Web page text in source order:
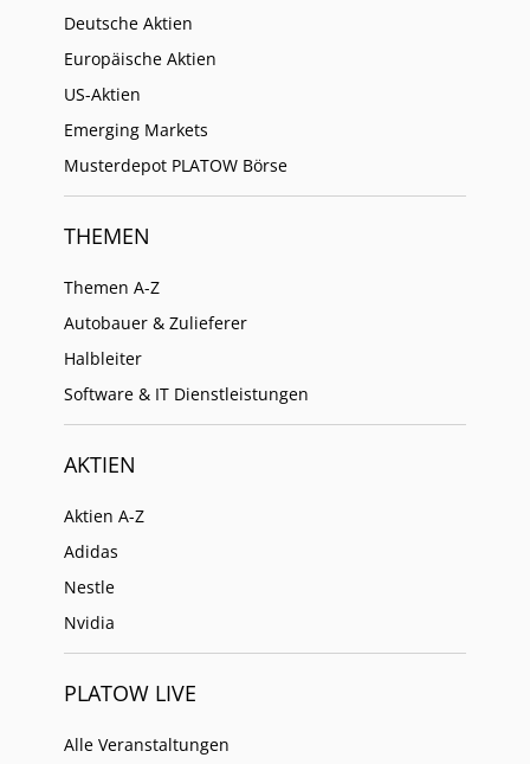
Deutsche Aktien
Europäische Aktien
US-Aktien
Emerging Markets
Musterdepot PLATOW Börse
THEMEN
Themen A-Z
Autobauer & Zulieferer
Halbleiter
Software & IT Dienstleistungen
AKTIEN
Aktien A-Z
Adidas
Nestle
Nvidia
PLATOW LIVE
Alle Veranstaltungen